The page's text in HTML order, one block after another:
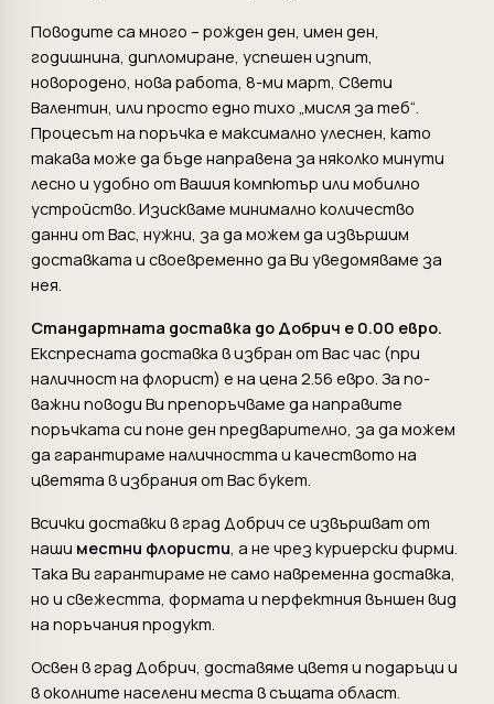
Поводите са много – рожден ден, имен ден,
годишнина, дипломиране, успешен изпит,
новородено, нова работа, 8-ми март, Свети
Валентин, или просто едно тихо „мисля за теб“.
Процесът на поръчка е максимално улеснен, като
такава може да бъде направена за няколко минути
лесно и удобно от Вашия компютър или мобилно
устройство. Изискваме минимално количество
данни от Вас, нужни, за да можем да извършим
доставката и своевременно да Ви уведомяваме за
нея.
Стандартната доставка до Добрич е 0.00 евро.
Експресната доставка в избран от Вас час (при
наличност на флорист) е на цена 2.56 евро. За по-
важни поводи Ви препоръчваме да направите
поръчката си поне ден предварително, за да можем
да гарантираме наличността и качеството на
цветята в избрания от Вас букет.
Всички доставки в град Добрич се извършват от
наши местни флористи, а не чрез куриерски фирми.
Така Ви гарантираме не само навременна доставка,
но и свежестта, формата и перфектния външен вид
на поръчания продукт.
Освен в град Добрич, доставяме цветя и подаръци и
в околните населени места в същата област.